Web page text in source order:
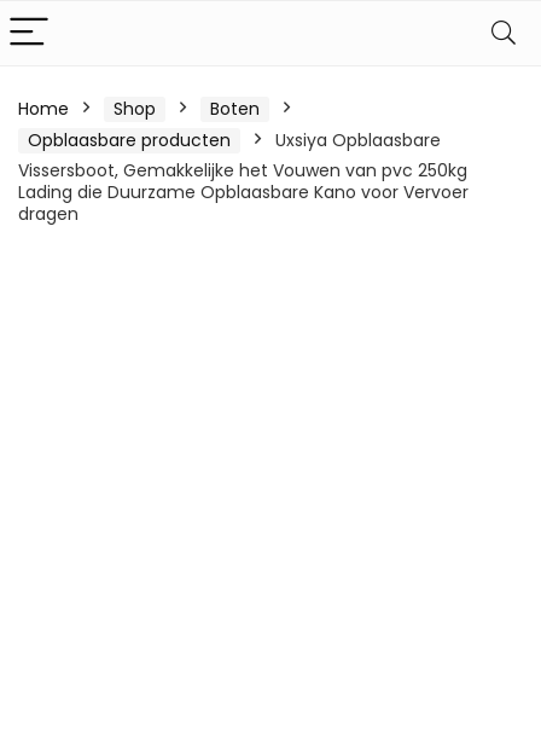
Home Shop
Boten
Opblaasbare producten
Uxsiya Opblaasbare
Vissersboot, Gemakkelijke het Vouwen van pvc 250kg
Lading die Duurzame Opblaasbare Kano voor Vervoer
dragen